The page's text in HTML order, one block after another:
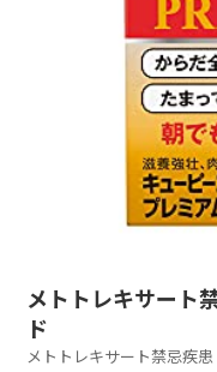
メトトレキサート
ド
メトトレキサート禁忌疾患 メトトレキサート禁忌疾患の重要ポイン